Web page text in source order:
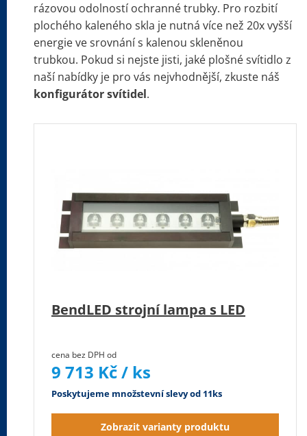
rázovou odolností ochranné trubky. Pro rozbití
plochého kaleného skla je nutná více než 20x vyšší
energie ve srovnání s kalenou skleněnou
trubkou. Pokud si nejste jisti, jaké plošné svítidlo z
naší nabídky je pro vás nejvhodnější, zkuste náš
konfigurátor svítidel.
BendLED strojní lampa s LED
cena bez DPH od
9 713 Kč / ks
Poskytujeme množstevní slevy od 11ks
Zobrazit varianty produktu